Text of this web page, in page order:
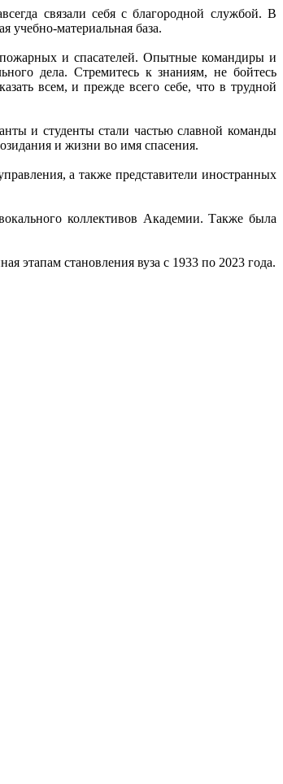
связали себя с благородной службой. В
учебно-материальная база.
и спасателей. Опытные командиры и
дела. Стремитесь к знаниям, не бойтесь
всем, и прежде всего себе, что в трудной
и студенты стали частью славной команды
и жизни во имя спасения.
а также представители иностранных
коллективов Академии. Также была
этапам становления вуза с 1933 по 2023 года.